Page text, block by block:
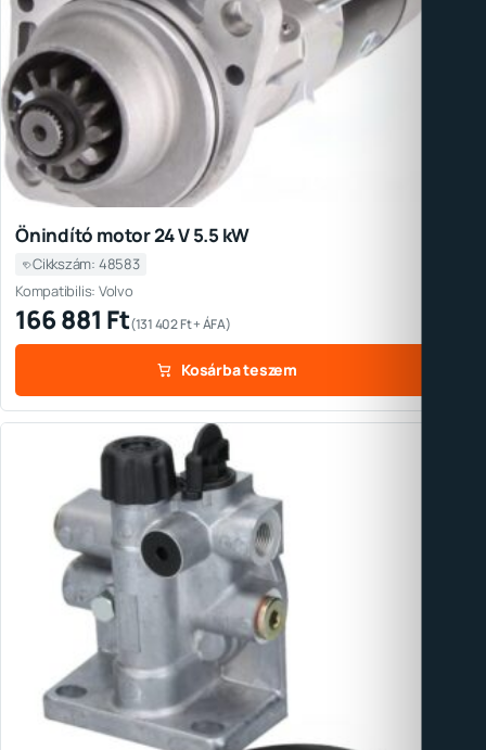
Önindító motor 24 V 5.5 kW
Cikkszám: 48583
Kompatibilis: Volvo
166 881 Ft(131 402Ft+ ÁFA)
Kosárba teszem